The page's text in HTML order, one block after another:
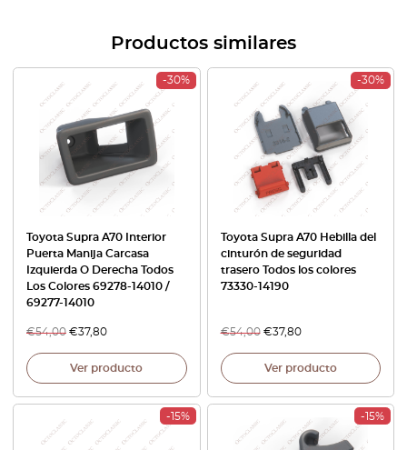
Productos similares
-30%
Toyota Supra A70 Interior
Puerta Manija Carcasa
Izquierda O Derecha Todos
Los Colores 69278-14010 /
69277-14010
€54,00 €37,80
Ver producto
-30%
Toyota Supra A70 Hebilla del
cinturón de seguridad
trasero Todos los colores
73330-14190
€54,00 €37,80
Ver producto
-15% -15%